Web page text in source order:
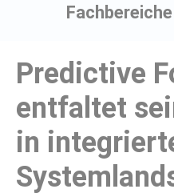
Fachbereiche
Predictive
entfaltet
in